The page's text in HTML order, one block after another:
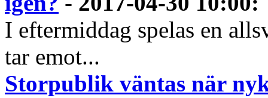
I eftermiddag spelas en
tar emot...
Storpublik väntas när